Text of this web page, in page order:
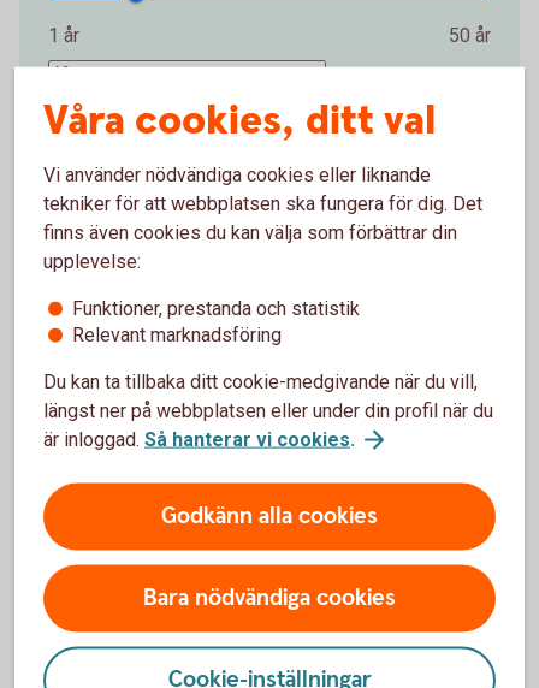
1 år 50 år
Startbelopp (kr)
0 kr 2 000 000 kr
Avkastning per år (%)
0 % 15 %
Förväntat sparbelopp om 10 år
172 019 kr
Insättningar från dig är 120 000 kr.Förväntad
avkastning är +52 019 kr.
Våra cookies, ditt val
Vi använder nödvändiga cookies eller liknande
tekniker för att webbplatsen ska fungera för dig. Det
finns även cookies du kan välja som förbättrar din
upplevelse:
Funktioner, prestanda och statistik
Relevant marknadsföring
Du kan ta tillbaka ditt cookie-medgivande när du vill,
längst ner på webbplatsen eller under din profil när du
är inloggad. Så hanterar vi cookies.
Godkänn alla cookies
Bara nödvändiga cookies
Cookie-inställningar